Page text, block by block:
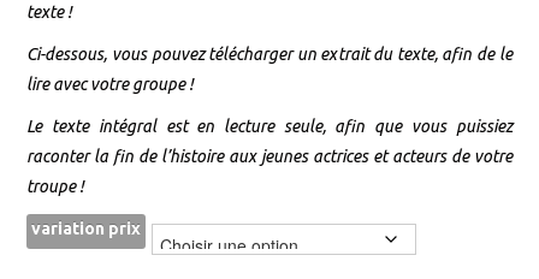
à
€110.00
texte !
Ci-dessous, vous pouvez télécharger un extrait du texte, afin de le
lire avec votre groupe !
Le texte intégral est en lecture seule, afin que vous puissiez
raconter la fin de l’histoire aux jeunes actrices et acteurs de votre
troupe !
variation prix